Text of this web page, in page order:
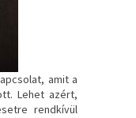
amit a
Lehet azért,
rendkívül